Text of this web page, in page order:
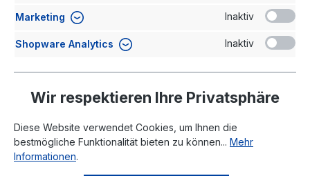
Rechtliches
Marketing Inaktiv
Shopware Analytics Inaktiv
Wir respektieren Ihre Privatsphäre
Diese Website verwendet Cookies, um Ihnen die
bestmögliche Funktionalität bieten zu können... Mehr
Informationen.